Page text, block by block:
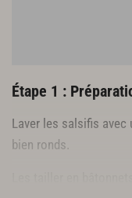
Étape 1 :
Laver les salsifis avec
bien ronds.